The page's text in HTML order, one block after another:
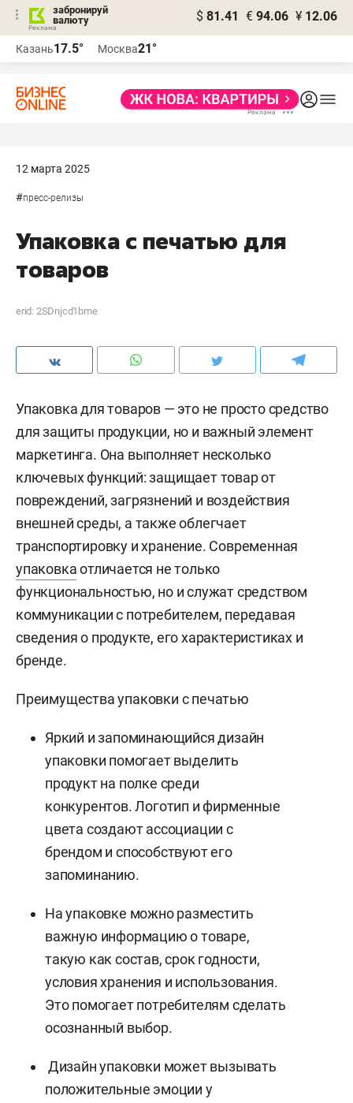
забронируй
валюту
$ 81.41 € 94.06 ¥ 12.06
Казань17.5° Москва21°
12 марта 2025
#пресс-релизы
Упаковка с печатью для
товаров
erid: 2SDnjcd1bme
Упаковка для товаров — это не просто средство
для защиты продукции, но и важный элемент
маркетинга. Она выполняет несколько
ключевых функций: защищает товар от
повреждений, загрязнений и воздействия
внешней среды, а также облегчает
транспортировку и хранение. Современная
упаковкаотличается не только
функциональностью, но и служат средством
коммуникации с потребителем, передавая
сведения о продукте, его характеристиках и
бренде.
Преимущества упаковки с печатью
Яркий и запоминающийся дизайн
упаковки помогает выделить
продукт на полке среди
конкурентов. Логотип и фирменные
цвета создают ассоциации с
брендом и способствуют его
запоминанию.
На упаковке можно разместить
важную информацию о товаре,
такую как состав, срок годности,
условия хранения и использования.
Это помогает потребителям сделать
осознанный выбор.
Дизайн упаковки может вызывать
положительные эмоции у